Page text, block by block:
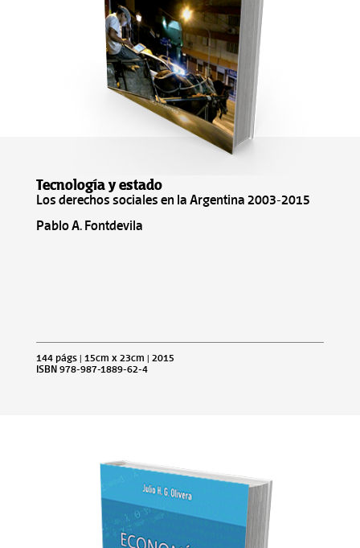
Tecnología y estado
Los derechos sociales en la Argentina 2003-2015
Pablo A. Fontdevila
144 págs | 15cm x 23cm | 2015
ISBN 978-987-1889-62-4